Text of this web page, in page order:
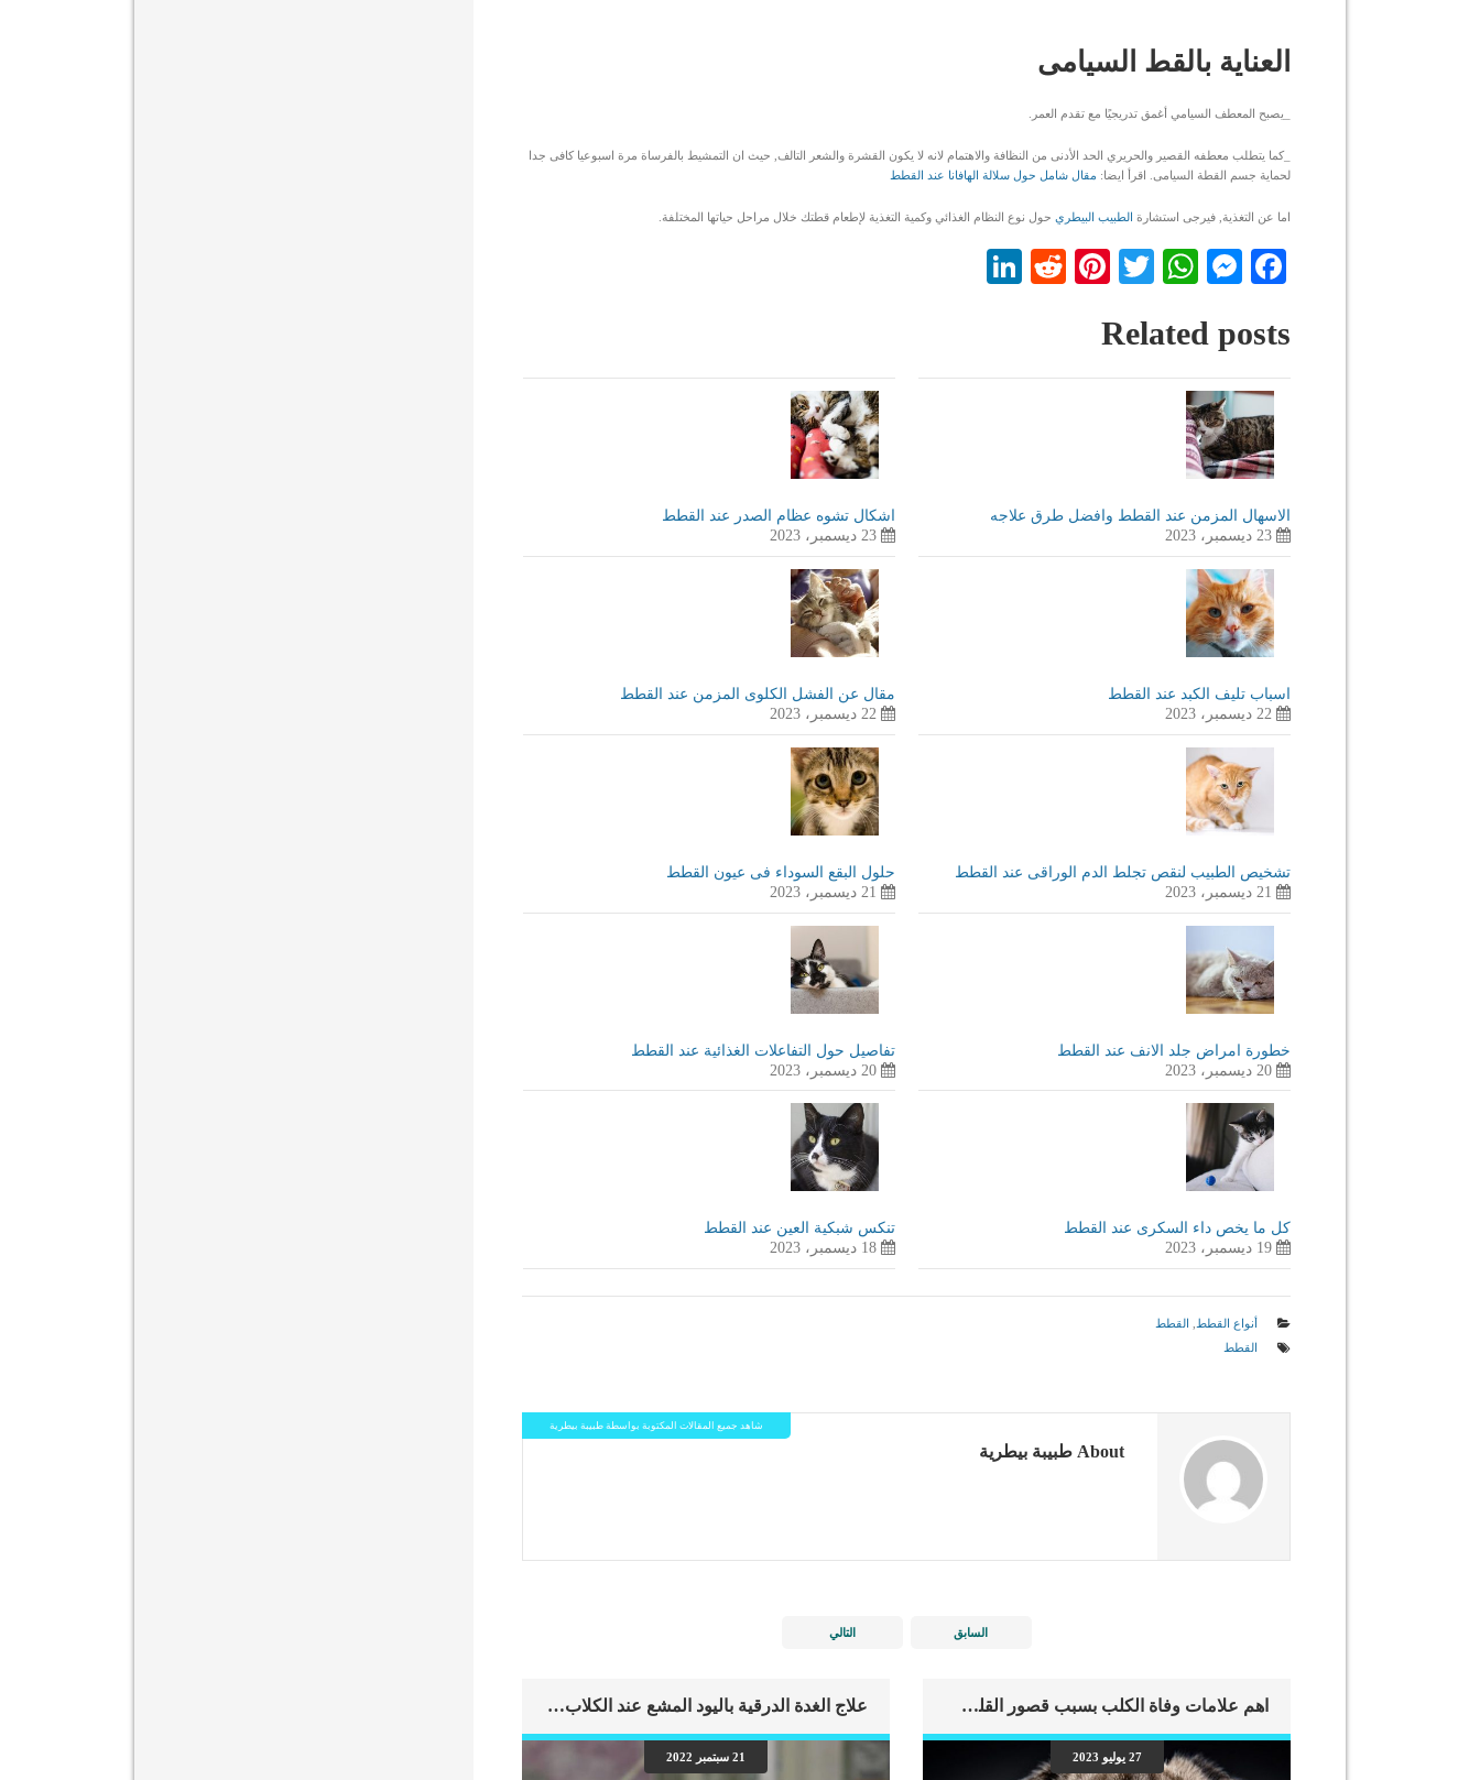
العناية بالقط السيامى
_يصبح المعطف السيامي أغمق تدريجيًا مع تقدم العمر.
_كما يتطلب معطفه القصير والحريري الحد الأدنى من النظافة والاهتمام لانه لا يكون القشرة والشعر التالف, حيث ان التمشيط بالفرساة مرة اسبوعيا كافى جدا
لحماية جسم القطة السيامى. اقرأ ايضا: مقال شامل حول سلالة الهافانا عند القطط
اما عن التغذية, فيرجى استشارة الطبيب البيطري حول نوع النظام الغذائي وكمية التغذية لإطعام قطتك خلال مراحل حياتها المختلفة.
Facebook
Messenger
WhatsApp
Twitter
Pinterest
Reddit
Related posts
الاسهال المزمن عند القطط وافضل طرق علاجه
23 ديسمبر، 2023
اشكال تشوه عظام الصدر عند القطط
23 ديسمبر، 2023
اسباب تليف الكبد عند القطط
22 ديسمبر، 2023
مقال عن الفشل الكلوى المزمن عند القطط
22 ديسمبر، 2023
تشخيص الطبيب لنقص تجلط الدم الوراقى عند القطط
21 ديسمبر، 2023
حلول البقع السوداء فى عيون القطط
21 ديسمبر، 2023
خطورة امراض جلد الانف عند القطط
20 ديسمبر، 2023
تفاصيل حول التفاعلات الغذائية عند القطط
20 ديسمبر، 2023
كل ما يخص داء السكرى عند القطط
19 ديسمبر، 2023
تنكس شبكية العين عند القطط
18 ديسمبر، 2023
أنواع القطط
القطط
القطط
About طبيبة بيطرية
شاهد جميع المقالات المكتوبة بواسطة طبيبة بيطرية
السابق التالي
اهم علامات وفاة الكلب بسبب قصور القلب الاحتقانى
27 يوليو 2023
علاج الغدة الدرقية باليود المشع عند الكلاب “ملف كامل”
21 سبتمبر 2022